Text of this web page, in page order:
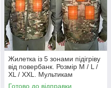
Жилетка із 5 зонами підігріву
від повербанк. Розмір М / L /
XL / XXL. Мультикам
Готово до відправки